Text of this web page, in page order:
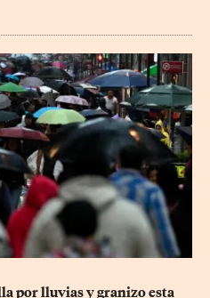
por lluvias y granizo esta